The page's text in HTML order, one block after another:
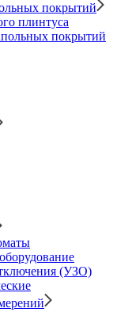
покрытий
плинтуса
покрытий
(УЗО)